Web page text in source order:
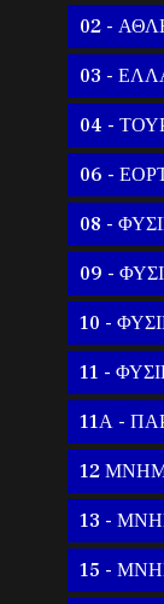
02 -
03 -
04 -
06 -
08 -
09 -
10 -
11 -
11Α -
12
13 -
15 -